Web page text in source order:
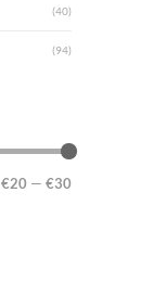
(40)
(94)
€20 — €30